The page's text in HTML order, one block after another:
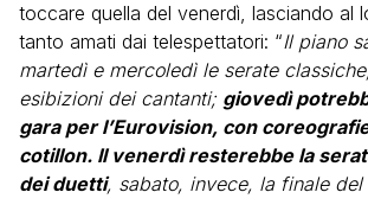
toccare quella del venerdì, lasciando al
tanto amati dai telespettatori: “Il piano
martedì e mercoledì le serate
esibizioni dei cantanti; giovedì
gara per l’Eurovision, con
cotillon. Il venerdì resterebbe la
dei duetti, sabato, invece, la finale del